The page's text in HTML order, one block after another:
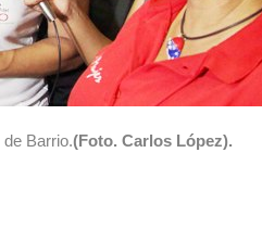
Barrio.(Foto. Carlos López).